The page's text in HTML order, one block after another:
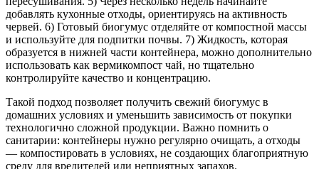
добавлять кухонные отходы, ориентируясь на активность
червей. 6) Готовый биогумус отделяйте от компостной массы
и используйте для подпитки почвы. 7) Жидкость, которая
образуется в нижней части контейнера, можно дополнительно
использовать как вермикомпост чай, но тщательно
контролируйте качество и концентрацию.
Такой подход позволяет получить свежий биогумус в
домашних условиях и уменьшить зависимость от покупки
технологично сложной продукции. Важно помнить о
санитарии: контейнеры нужно регулярно очищать, а отходы
— компостировать в условиях, не создающих благоприятную
среду для вредителей или неприятных запахов.